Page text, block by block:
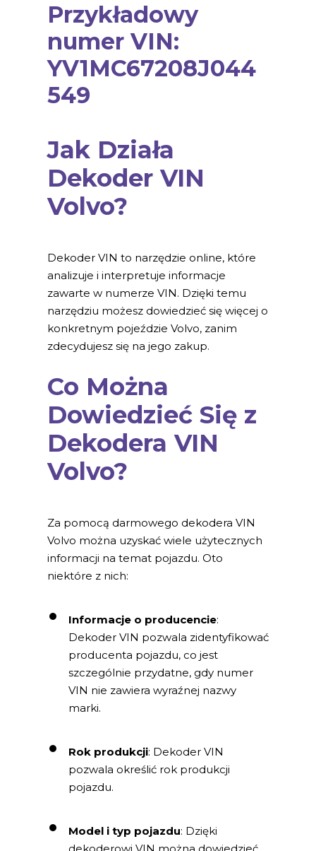
Przykładowy
numer VIN:
YV1MC67208J044
549
Jak Działa
Dekoder VIN
Volvo?
Dekoder VIN to narzędzie online, które
analizuje i interpretuje informacje
zawarte w numerze VIN. Dzięki temu
narzędziu możesz dowiedzieć się więcej o
konkretnym pojeździe Volvo, zanim
zdecydujesz się na jego zakup.
Co Można
Dowiedzieć Się z
Dekodera VIN
Volvo?
Za pomocą darmowego dekodera VIN
Volvo można uzyskać wiele użytecznych
informacji na temat pojazdu. Oto
niektóre z nich:
Informacje o producencie:
Dekoder VIN pozwala zidentyfikować
producenta pojazdu, co jest
szczególnie przydatne, gdy numer
VIN nie zawiera wyraźnej nazwy
marki.
Rok produkcji: Dekoder VIN
pozwala określić rok produkcji
pojazdu.
Model i typ pojazdu: Dzięki